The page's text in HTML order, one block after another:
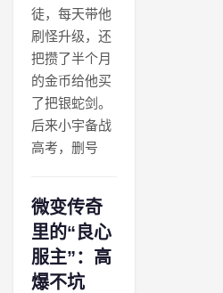
徒，每天带他
刷怪升级，还
把攒了半个月
的金币给他买
了把银蛇剑。
后来小宇备战
高考，删号
微变传奇
里的“良心
服主”：高
爆不坑